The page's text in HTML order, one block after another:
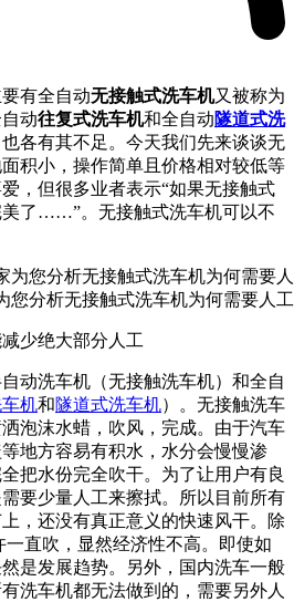
有全自动无接触式洗车机又被称为
动往复式洗车机和全自动隧道式洗
各有其不足。今天我们先来谈谈无
积小，操作简单且价格相对较低等
，但很多业者表示“如果无接触式
了……”。无接触式洗车机可以不
您分析无接触式洗车机为何需要人工
少绝大部分人工
动洗车机（无接触洗车机）和全自
机和隧道式洗车机）。无接触洗车
泡沫水蜡，吹风，完成。由于汽车
地方容易有积水，水分会慢慢渗
把水份完全吹干。为了让用户有良
要少量人工来擦拭。所以目前所有
，还没有真正意义的快速风干。除
直吹，显然经济性不高。即使如
是发展趋势。另外，国内洗车一般
洗车机都无法做到的，需要另外人